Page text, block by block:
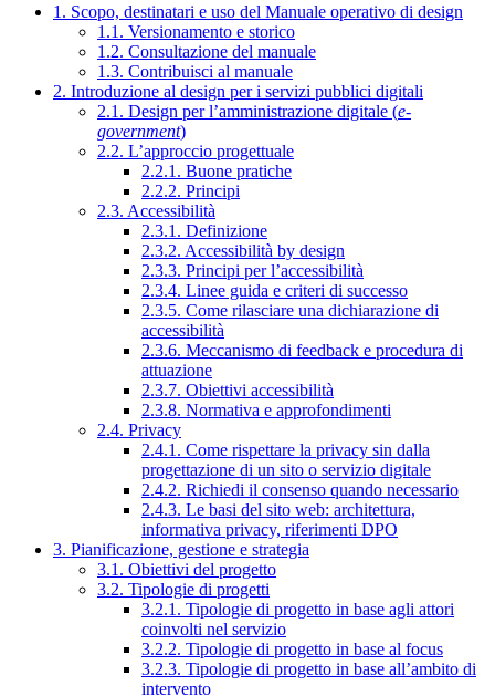
1. Scopo, destinatari e uso del Manuale operativo di design
1.1. Versionamento e storico
1.2. Consultazione del manuale
1.3. Contribuisci al manuale
2. Introduzione al design per i servizi pubblici digitali
2.1. Design per l’amministrazione digitale (e-
government)
2.2. L’approccio progettuale
2.2.1. Buone pratiche
2.2.2. Principi
2.3. Accessibilità
2.3.1. Definizione
2.3.2. Accessibilità by design
2.3.3. Principi per l’accessibilità
2.3.4. Linee guida e criteri di successo
2.3.5. Come rilasciare una dichiarazione di
accessibilità
2.3.6. Meccanismo di feedback e procedura di
attuazione
2.3.7. Obiettivi accessibilità
2.3.8. Normativa e approfondimenti
2.4. Privacy
2.4.1. Come rispettare la privacy sin dalla
progettazione di un sito o servizio digitale
2.4.2. Richiedi il consenso quando necessario
2.4.3. Le basi del sito web: architettura,
informativa privacy, riferimenti DPO
3. Pianificazione, gestione e strategia
3.1. Obiettivi del progetto
3.2. Tipologie di progetti
3.2.1. Tipologie di progetto in base agli attori
coinvolti nel servizio
3.2.2. Tipologie di progetto in base al focus
3.2.3. Tipologie di progetto in base all’ambito di
intervento